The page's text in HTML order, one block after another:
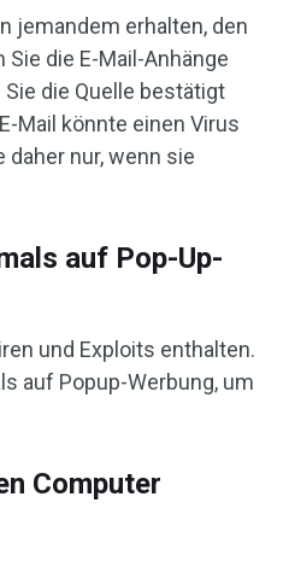
jemandem erhalten, den
die E-Mail-Anhänge
die Quelle bestätigt
Mail könnte einen Virus
nur, wenn sie
auf Pop-Up-
und Exploits enthalten.
auf Popup-Werbung, um
Computer